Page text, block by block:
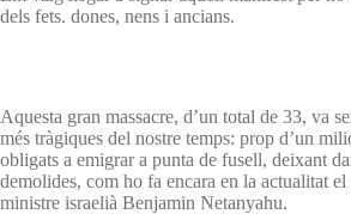
dels fets. dones, nens i ancians.
Aquesta gran massacre, d’un total de 33, va
més tràgiques del nostre temps: prop d’un
obligats a emigrar a punta de fusell, deixant
demolides, com ho fa encara en la actualitat
ministre israelià Benjamin Netanyahu.